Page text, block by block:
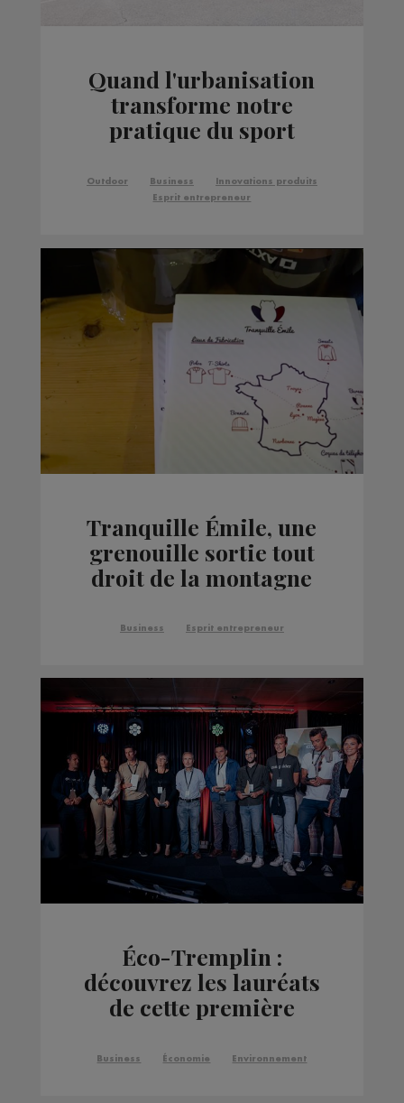
Quand l'urbanisation
transforme notre
pratique du sport
Outdoor Business
Innovations produits
Esprit entrepreneur
Tranquille Émile, une
grenouille sortie tout
droit de la montagne
Business Esprit entrepreneur
Éco-Tremplin :
découvrez les lauréats
de cette première
Business Économie Environnement